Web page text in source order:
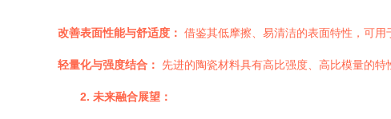
改善表面性能与舒适度： 借鉴其低摩擦、易清洁的表面特性，可用
轻量化与强度结合： 先进的陶瓷材料具有高比强度、高比模量的
2. 未来融合展望：